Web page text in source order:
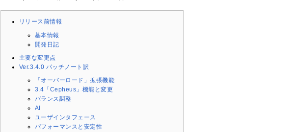
リリース前情報
基本情報
開発日記
主要な変更点
Ver.3.4.0 パッチノート訳
「オーバーロード」拡張機能
3.4「Cepheus」機能と変更
バランス調整
AI
ユーザインタフェース
パフォーマンスと安定性